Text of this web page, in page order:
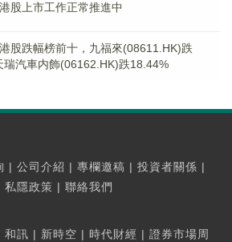
股上市工作正常推進中
港股跌幅榜前十，九福來(08611.HK)跌
瑞汽車内飾(06162.HK)跌18.44%
| 公司介紹 | 專欄邀稿 | 投資者關係 |
私隱政策 | 聯絡我們
和訊 | 新時空 | 時代財經 | 證券市場周